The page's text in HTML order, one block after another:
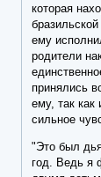
которая
ему
родители
принялись
ему, так как
сильное
"Это был
год. Ведь я